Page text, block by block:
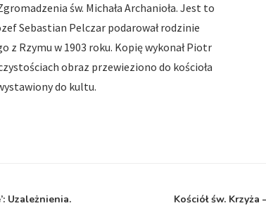
św. Michała Archanioła. Jest to
Sebastian Pelczar podarował rodzinie
z Rzymu w 1903 roku. Kopię wykonał Piotr
obraz przewieziono do kościoła
do kultu.
Uzależnienia.
Kościół św.